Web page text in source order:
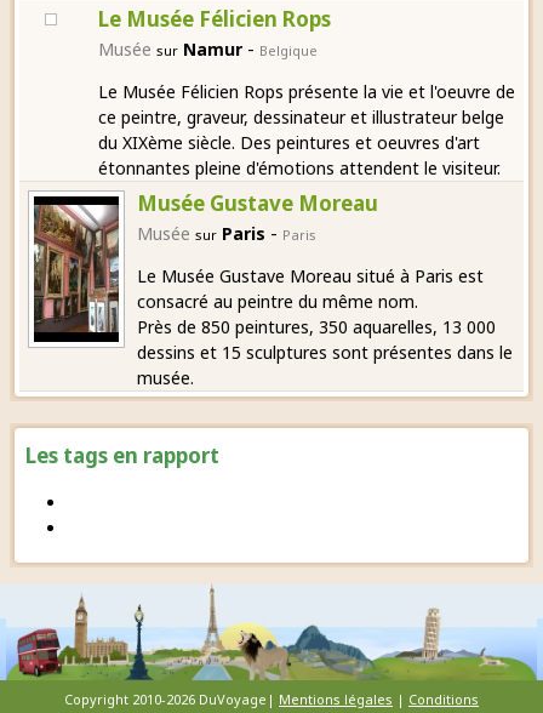
Les tags en rapport
Le Musée Félicien Rops
Musée sur Namur - Belgique
Le Musée Félicien Rops présente la vie et l'oeuvre de
ce peintre, graveur, dessinateur et illustrateur belge
du XIXème siècle. Des peintures et oeuvres d'art
étonnantes pleine d'émotions attendent le visiteur.
Musée Gustave Moreau
Musée sur Paris - Paris
Le Musée Gustave Moreau situé à Paris est
consacré au peintre du même nom.
Près de 850 peintures, 350 aquarelles, 13 000
dessins et 15 sculptures sont présentes dans le
musée.
Copyright 2010-2026 DuVoyage| Mentions légales | Conditions